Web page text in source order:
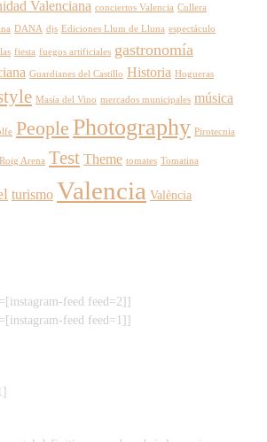
Valenciana conciertos Valencia Cullera
DANA djs Ediciones Llum de Lluna espectáculo
fiesta fuegos artificiales gastronomía
Guardianes del Castillo Historia Hogueras
Masía del Vino mercados municipales música
People Photography Pirotecnia
Roig Arena Test Theme tomates Tomatina
turismo Valencia València
feed feed=2]]
feed feed=1]]